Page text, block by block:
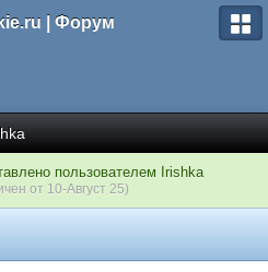
| Форум
пользователем Irishka
от 10-Август 25)